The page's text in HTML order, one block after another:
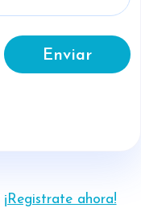
Enviar
¡Registrate ahora!